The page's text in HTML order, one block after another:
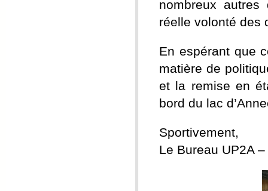
nombreux
réelle volonté
En espérant que
matière de
et la remise en
bord du lac
Sportivement,
Le Bureau UP2A –